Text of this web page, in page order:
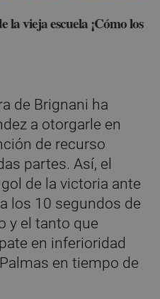
vieja escuela ¡Cómo los
de Brignani ha
a otorgarle en
de recurso
partes. Así, el
de la victoria ante
los 10 segundos de
y el tanto que
en inferioridad
en tiempo de